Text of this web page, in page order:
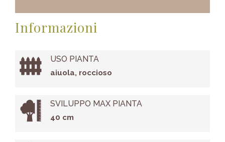
Informazioni
USO PIANTA
aiuola, roccioso
SVILUPPO MAX PIANTA
40 cm